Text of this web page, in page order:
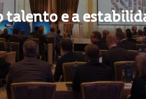
talento e a